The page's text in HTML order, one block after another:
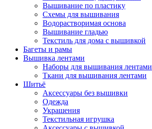
Вышивание по пластику
Схемы для вышивания
Водорастворимая основа
Вышивание гладью
Текстиль для дома с вышивкой
Багеты и рамы
Вышивка лентами
Наборы для вышивания лентами
Ткани для вышивания лентами
Шитьё
Аксессуары без вышивки
Одежда
Украшения
Текстильная игрушка